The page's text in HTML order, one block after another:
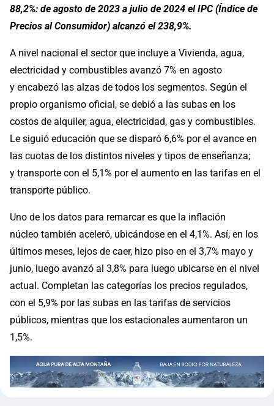
88,2%: de agosto de 2023 a julio de 2024 el IPC (Índice de
Precios al Consumidor) alcanzó el 238,9%.
A nivel nacional el sector que incluye a Vivienda, agua,
electricidad y combustibles avanzó 7% en agosto
y encabezó las alzas de todos los segmentos. Según el
propio organismo oficial, se debió a las subas en los
costos de alquiler, agua, electricidad, gas y combustibles.
Le siguió educación que se disparó 6,6% por el avance en
las cuotas de los distintos niveles y tipos de enseñanza;
y transporte con el 5,1% por el aumento en las tarifas en el
transporte público.
Uno de los datos para remarcar es que la inflación
núcleo también aceleró, ubicándose en el 4,1%. Así, en los
últimos meses, lejos de caer, hizo piso en el 3,7% mayo y
junio, luego avanzó al 3,8% para luego ubicarse en el nivel
actual. Completan las categorías los precios regulados,
con el 5,9% por las subas en las tarifas de servicios
públicos, mientras que los estacionales aumentaron un
1,5%.